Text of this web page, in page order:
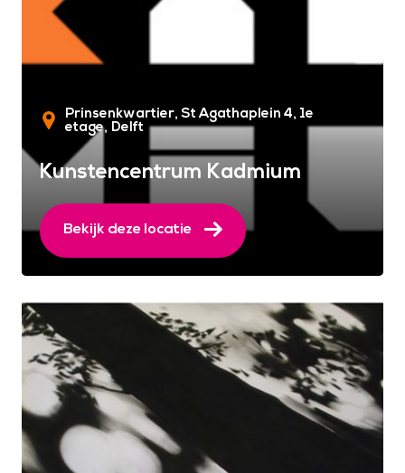
Prinsenkwartier, St Agathaplein 4, 1e
etage Delft
Kunstencentrum Kadmium
Bekijk deze locatie